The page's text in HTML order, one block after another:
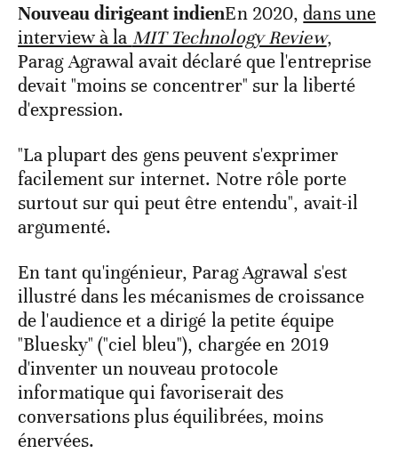
Nouveau dirigeant indienEn 2020,dans une
interview à la MIT Technology Review,
Parag Agrawal avait déclaré que l'entreprise
devait "moins se concentrer" sur la liberté
d'expression.
"La plupart des gens peuvent s'exprimer
facilement sur internet. Notre rôle porte
surtout sur qui peut être entendu", avait-il
argumenté.
En tant qu'ingénieur, Parag Agrawal s'est
illustré dans les mécanismes de croissance
de l'audience et a dirigé la petite équipe
"Bluesky" ("ciel bleu"), chargée en 2019
d'inventer un nouveau protocole
informatique qui favoriserait des
conversations plus équilibrées, moins
énervées.